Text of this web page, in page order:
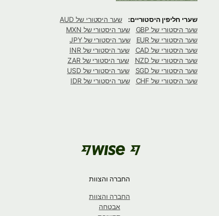
שערי חליפין היסטוריים:
שער היסטורי של AUD
שער היסטורי של GBP
שער היסטורי של MXN
שער היסטורי של EUR
שער היסטורי של JPY
שער היסטורי של CAD
שער היסטורי של INR
שער היסטורי של NZD
שער היסטורי של ZAR
שער היסטורי של SGD
שער היסטורי של USD
שער היסטורי של CHF
שער היסטורי של IDR
החברה והצוות
החברה והצוות
אבטחה